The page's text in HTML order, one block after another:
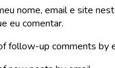
nome, email e site
eu comentar.
follow-up comments by